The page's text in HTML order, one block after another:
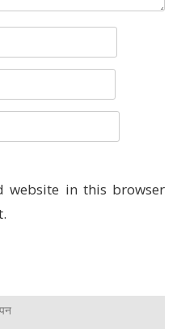
website in this browser